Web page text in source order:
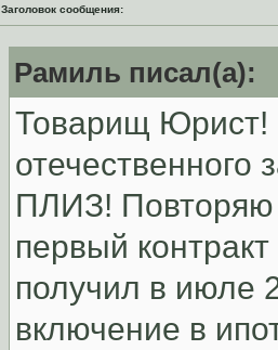
Заголовок сообщения:
Рамиль писал(а):
Товарищ Юрист!
ПЛИЗ! Повторяю
первый
получил в июле
включение в